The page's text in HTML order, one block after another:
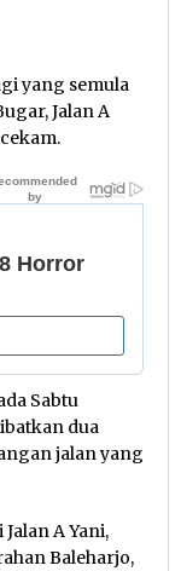
yang semula
Jalan A
Sabtu
dua
jalan yang
A Yani,
Baleharjo,